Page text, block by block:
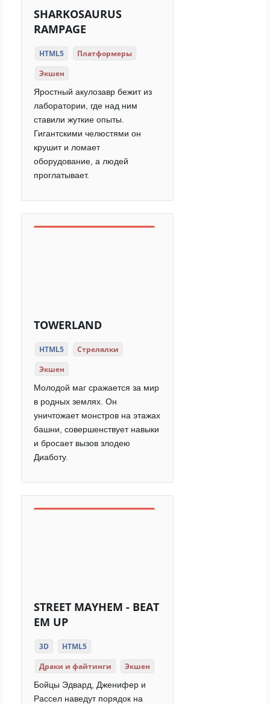
SHARKOSAURUS
RAMPAGE
HTML5
Платформеры
Экшен
Яростный акулозавр бежит из
лаборатории, где над ним
ставили жуткие опыты.
Гигантскими челюстями он
крушит и ломает
оборудование, а людей
проглатывает.
TOWERLAND
HTML5
Стрелялки
Экшен
Молодой маг сражается за мир
в родных землях. Он
уничтожает монстров на этажах
башни, совершенствует навыки
и бросает вызов злодею
Диаботу.
STREET MAYHEM - BEAT
EM UP
3D
HTML5
Драки и файтинги
Экшен
Бойцы Эдвард, Дженифер и
Рассел наведут порядок на